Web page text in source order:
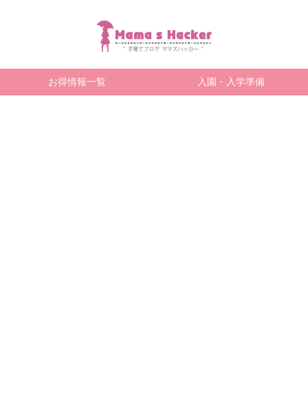
お得情報一覧 入園・入学準備